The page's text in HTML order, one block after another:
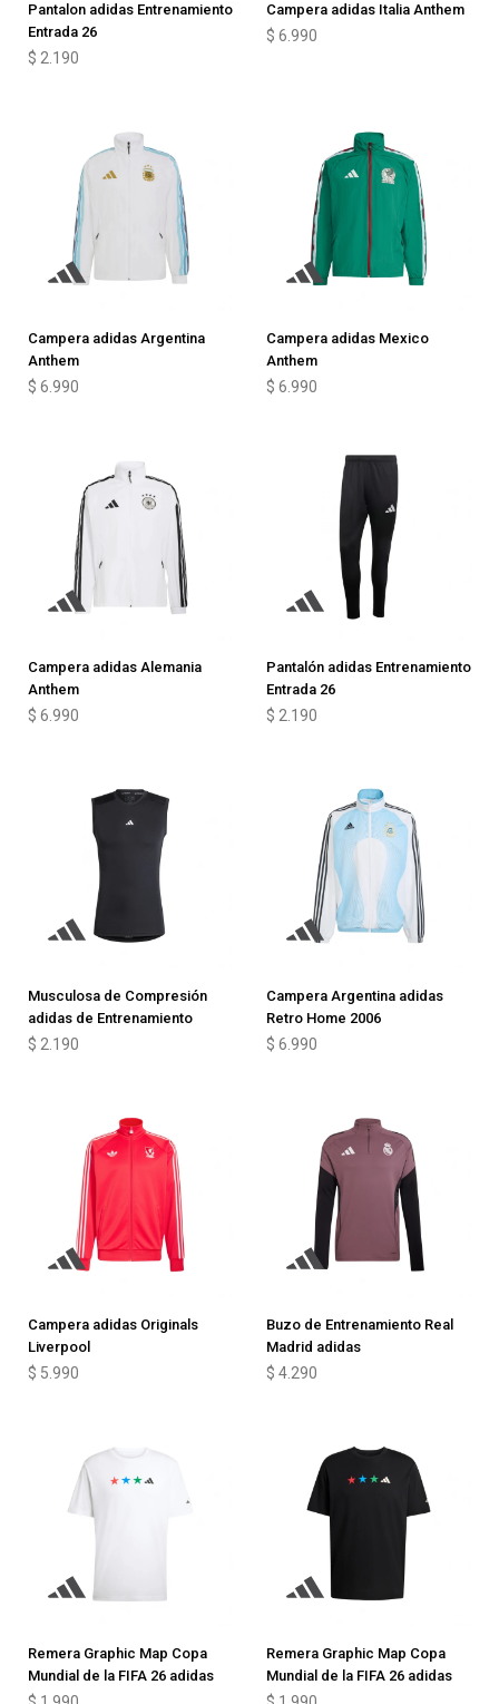
Pantalon adidas Entrenamiento
Entrada 26
$ 2.190
Campera adidas Italia Anthem
$ 6.990
Campera adidas Argentina
Anthem
$ 6.990
Campera adidas Mexico
Anthem
$ 6.990
Campera adidas Alemania
Anthem
$ 6.990
Pantalón adidas Entrenamiento
Entrada 26
$ 2.190
Musculosa de Compresión
adidas de Entrenamiento
$ 2.190
Campera Argentina adidas
Retro Home 2006
$ 6.990
Campera adidas Originals
Liverpool
$ 5.990
Buzo de Entrenamiento Real
Madrid adidas
$ 4.290
Remera Graphic Map Copa
Mundial de la FIFA 26 adidas
Remera Graphic Map Copa
Mundial de la FIFA 26 adidas